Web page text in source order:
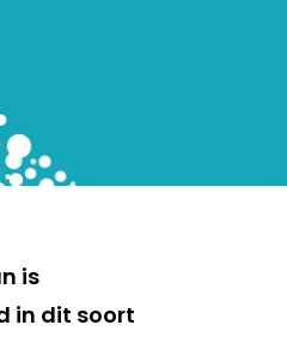
is
in dit soort